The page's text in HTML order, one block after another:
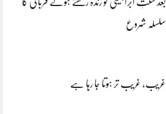
بعد سنتِ ابراہیمی کو زندہ رکھتے ہوئے قربانی کا
سلسلہ شروع
غریب، غریب تر ہوتا جا رہا ہے